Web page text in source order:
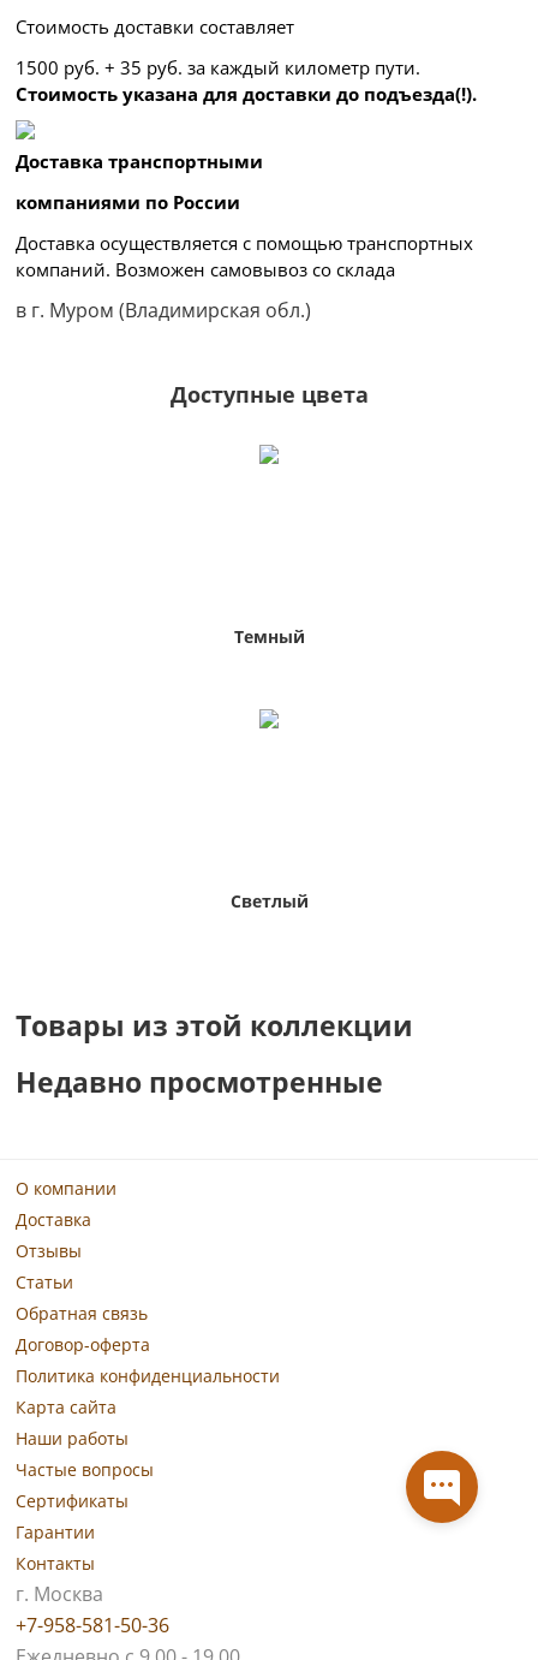
Стоимость доставки составляет
1500 руб. + 35 руб. за каждый километр пути.
Стоимость указана для доставки до подъезда(!).
Доставка транспортными
компаниями по России
Доставка осуществляется с помощью транспортных
компаний. Возможен самовывоз со склада
в г. Муром (Владимирская обл.)
Доступные цвета
Темный
Светлый
Товары из этой коллекции
Недавно просмотренные
О компании
Доставка
Отзывы
Статьи
Обратная связь
Договор-оферта
Политика конфиденциальности
Карта сайта
Наши работы
Частые вопросы
Сертификаты
Гарантии
Контакты
г. Москва
+7-958-581-50-36